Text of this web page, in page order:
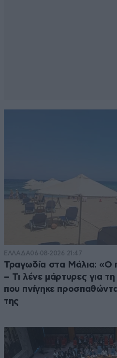
ΕΛΛΑΔΑ06·08·2026 21:47
Τραγωδία στα Μάλια: «Ο
– Τι λένε μάρτυρες για
που πνίγηκε
της